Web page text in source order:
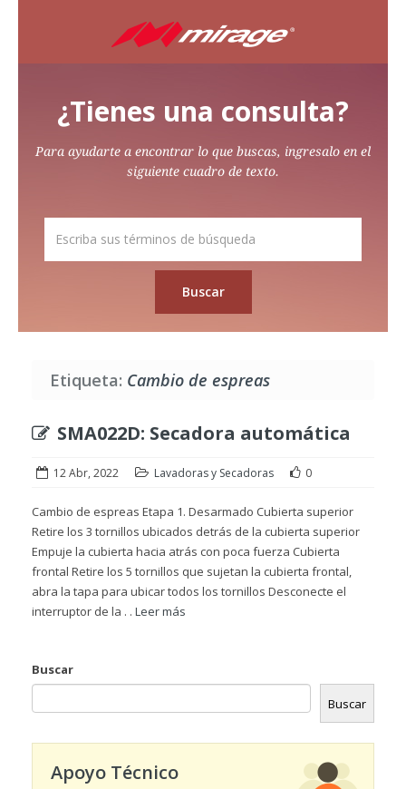
¿Tienes una consulta?
Para ayudarte a encontrar lo que buscas, ingresalo en el
siguiente cuadro de texto.
Etiqueta: Cambio de espreas
SMA022D: Secadora automática
12 Abr, 2022 Lavadoras y Secadoras 0
Cambio de espreas Etapa 1. Desarmado Cubierta superior
Retire los 3 tornillos ubicados detrás de la cubierta superior
Empuje la cubierta hacia atrás con poca fuerza Cubierta
frontal Retire los 5 tornillos que sujetan la cubierta frontal,
abra la tapa para ubicar todos los tornillos Desconecte el
interruptor de la . . Leer más
Buscar
Buscar
Apoyo Técnico